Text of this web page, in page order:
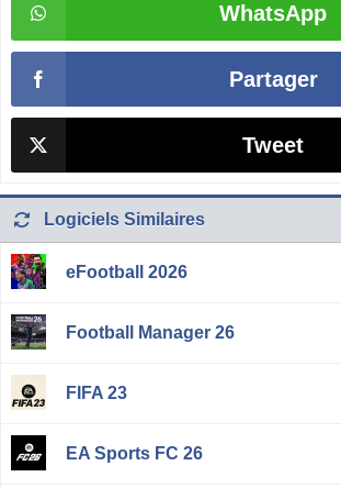
WhatsApp
Partager
Tweet
Logiciels Similaires
eFootball 2026
Football Manager 26
FIFA 23
EA Sports FC 26